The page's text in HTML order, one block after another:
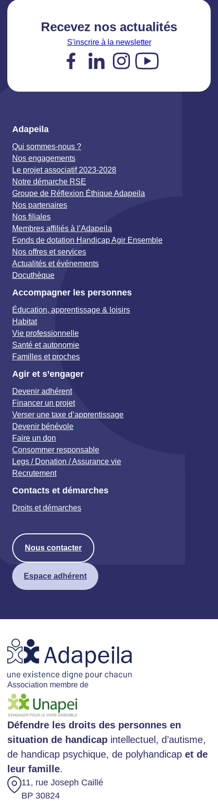
Recevez nos actualités
S'inscrire à la newsletter
Facebook
LinkedIn
Instagram
YouTube
Adapeila
Qui sommes-nous ?
Nos engagements
Le projet associatif 2023-2028
Notre démarche RSE
Groupe de Réflexion Éthique Adapeila
Nos partenaires
Nos filiales
Membres affiliés à l’Adapeila
Fonds de dotation Handicap Agir Ensemble
Nos offres et services
Actualités et événements
Docuthèque
Accompagner les personnes
Éducation, apprentissage & loisirs
Habitat
Vie professionnelle
Santé et autonomie
Familles et proches
Agir et s’engager
Devenir adhérent
Financer un projet
Verser une taxe d’apprentissage
Devenir bénévole
Faire un don
Consommer responsable
Legs / Donation / Assurance vie
Recrutement
Contacts et démarches
Droits et démarches
Nous contacter
Espace adhérent
Association membre de
Défendre les droits des personnes en
situation de handicap intellectuel, d’autisme,
de handicap psychique, de polyhandicap et de
leur famille.
11, rue Joseph Caillé
BP 30824